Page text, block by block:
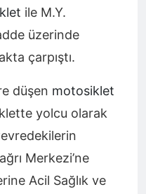
günü,
Mahallesi, Mehmet
ile
kazameydana
ile M.Y.
üzerinde